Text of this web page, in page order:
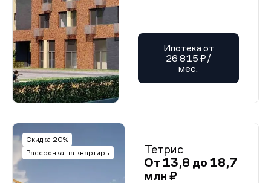
Ипотека от
26 815 ₽/
мес.
Скидка 20%
Рассрочка на квартиры
Тетрис
От 13,8 до 18,7
млн ₽